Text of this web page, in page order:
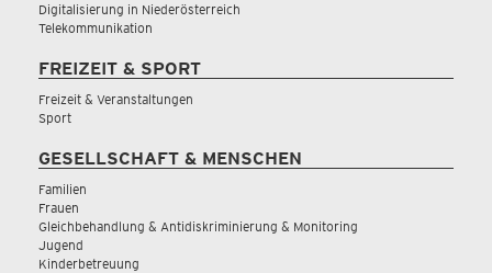
Digitalisierung in Niederösterreich
Telekommunikation
FREIZEIT & SPORT
Freizeit & Veranstaltungen
Sport
GESELLSCHAFT & MENSCHEN
Familien
Frauen
Gleichbehandlung & Antidiskriminierung & Monitoring
Jugend
Kinderbetreuung